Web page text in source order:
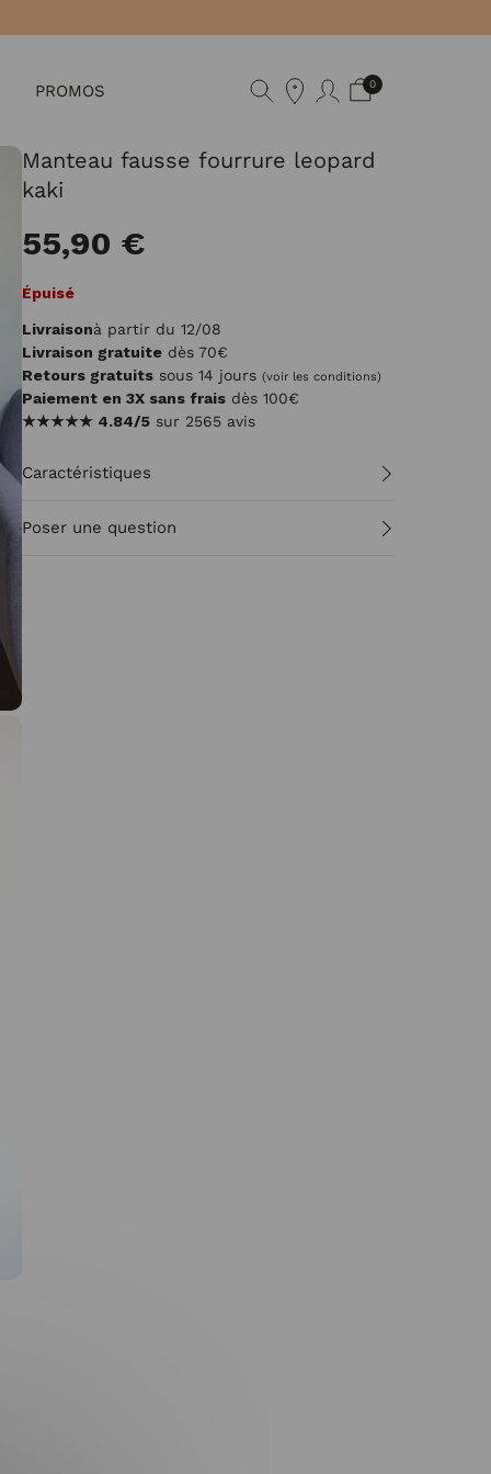
PROMOS 0
Manteau fausse fourrure leopard
kaki
55,90 €
Épuisé
Livraisonà partir du 12/08
Livraison gratuite dès 70€
Retours gratuits sous 14 jours (voir les conditions)
Paiement en 3X sans frais dès 100€
★★★★★ 4.84/5 sur 2565 avis
Caractéristiques
Poser une question